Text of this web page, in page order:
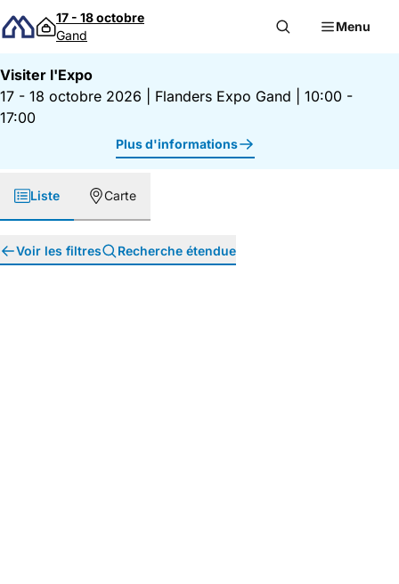
Passer au contenu
17 - 18 octobre
Gand
Menu
Visiter l'Expo
17 - 18 octobre 2026
Flanders Expo Gand
10:00 -
17:00
Plus d'informations
Liste Carte
Voir les filtres Recherche étendue